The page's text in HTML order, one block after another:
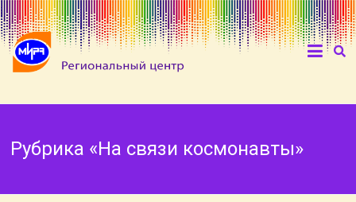
Рубрика «На связи космонавты»